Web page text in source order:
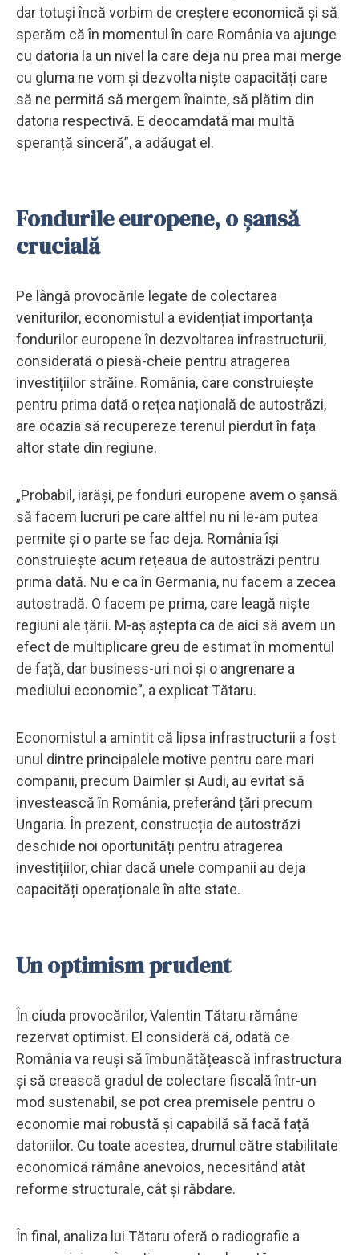
dar totuși încă vorbim de creștere economică și să
sperăm că în momentul în care România va ajunge
cu datoria la un nivel la care deja nu prea mai merge
cu gluma ne vom și dezvolta niște capacități care
să ne permită să mergem înainte, să plătim din
datoria respectivă. E deocamdată mai multă
speranță sinceră”, a adăugat el.
Fondurile europene, o șansă
crucială
Pe lângă provocările legate de colectarea
veniturilor, economistul a evidențiat importanța
fondurilor europene în dezvoltarea infrastructurii,
considerată o piesă-cheie pentru atragerea
investițiilor străine. România, care construiește
pentru prima dată o rețea națională de autostrăzi,
are ocazia să recupereze terenul pierdut în fața
altor state din regiune.
„Probabil, iarăși, pe fonduri europene avem o șansă
să facem lucruri pe care altfel nu ni le-am putea
permite și o parte se fac deja. România își
construiește acum rețeaua de autostrăzi pentru
prima dată. Nu e ca în Germania, nu facem a zecea
autostradă. O facem pe prima, care leagă niște
regiuni ale țării. M-aș aștepta ca de aici să avem un
efect de multiplicare greu de estimat în momentul
de față, dar business-uri noi și o angrenare a
mediului economic”, a explicat Tătaru.
Economistul a amintit că lipsa infrastructurii a fost
unul dintre principalele motive pentru care mari
companii, precum Daimler și Audi, au evitat să
investească în România, preferând țări precum
Ungaria. În prezent, construcția de autostrăzi
deschide noi oportunități pentru atragerea
investițiilor, chiar dacă unele companii au deja
capacități operaționale în alte state.
Un optimism prudent
În ciuda provocărilor, Valentin Tătaru rămâne
rezervat optimist. El consideră că, odată ce
România va reuși să îmbunătățească infrastructura
și să crească gradul de colectare fiscală într-un
mod sustenabil, se pot crea premisele pentru o
economie mai robustă și capabilă să facă față
datoriilor. Cu toate acestea, drumul către stabilitate
economică rămâne anevoios, necesitând atât
reforme structurale, cât și răbdare.
În final, analiza lui Tătaru oferă o radiografie a